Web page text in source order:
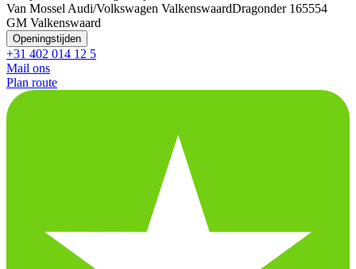
Van Mossel Audi/Volkswagen ValkenswaardDragonder 165554
GM Valkenswaard
Openingstijden
+31 402 014 12 5
Mail ons
Plan route